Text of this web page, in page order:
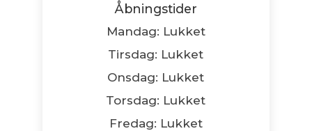
Åbningstider
Mandag: Lukket
Tirsdag: Lukket
Onsdag: Lukket
Torsdag: Lukket
Fredag: Lukket